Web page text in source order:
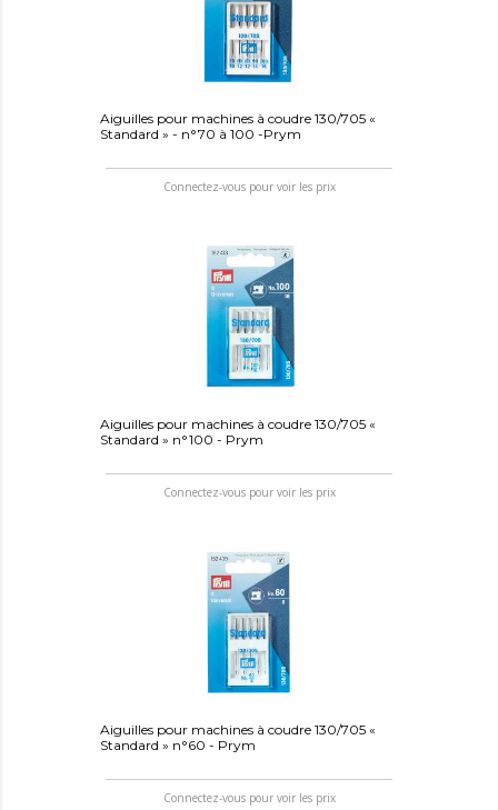
Aiguilles pour machines à coudre 130/705 «
Standard » - n°70 à 100 -Prym
Connectez-vous pour voir les prix
Aiguilles pour machines à coudre 130/705 «
Standard » n°100 - Prym
Connectez-vous pour voir les prix
Aiguilles pour machines à coudre 130/705 «
Standard » n°60 - Prym
Connectez-vous pour voir les prix